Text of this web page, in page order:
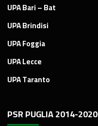
UPA Bari – Bat
UPA Brindisi
UPA Foggia
UPA Lecce
UPA Taranto
PSR PUGLIA 2014-2020